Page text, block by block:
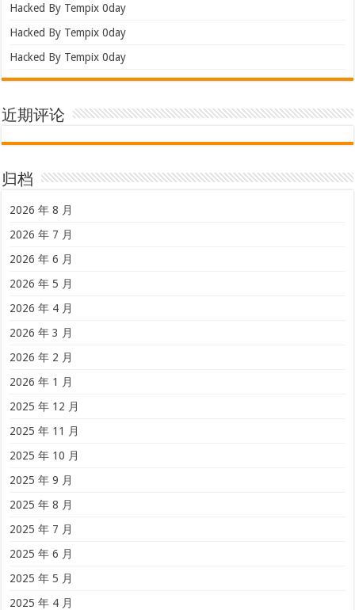
Hacked By Tempix 0day
Hacked By Tempix 0day
Hacked By Tempix 0day
近期评论
归档
2026 年 8 月
2026 年 7 月
2026 年 6 月
2026 年 5 月
2026 年 4 月
2026 年 3 月
2026 年 2 月
2026 年 1 月
2025 年 12 月
2025 年 11 月
2025 年 10 月
2025 年 9 月
2025 年 8 月
2025 年 7 月
2025 年 6 月
2025 年 5 月
2025 年 4 月